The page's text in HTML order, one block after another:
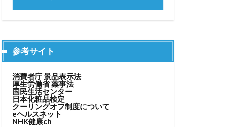
参考サイト
消費者庁 景品表示法
厚生労働省 薬事法
国民生活センター
日本化粧品検定
クーリングオフ制度について
eヘルスネット
NHK健康ch